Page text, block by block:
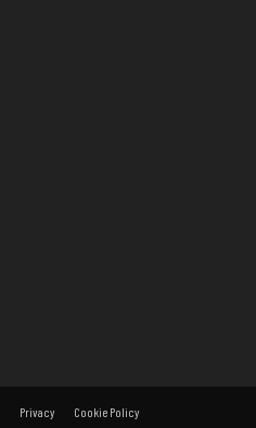
Privacy Cookie Policy